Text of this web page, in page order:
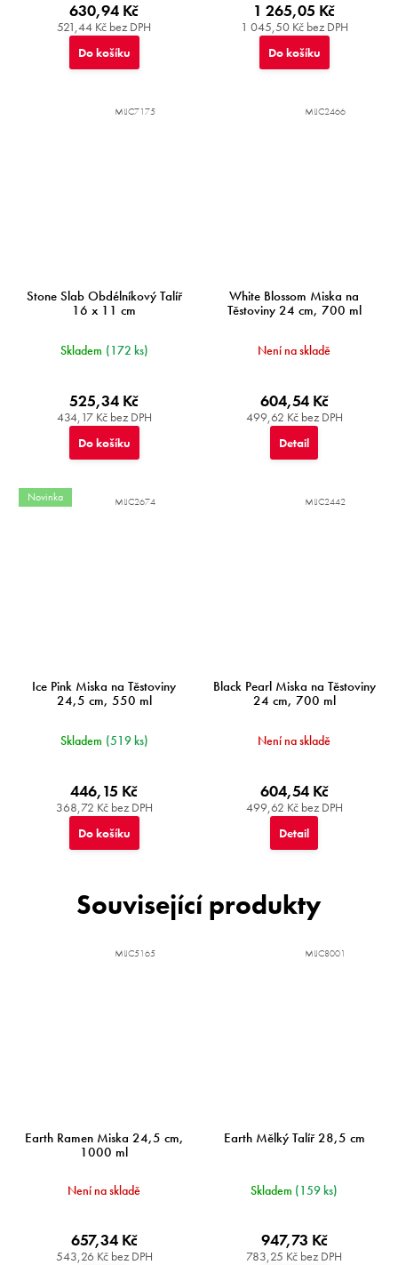
521,44 Kč bez DPH
630,94 Kč
Do košíku
1 045,50 Kč bez DPH
1 265,05 Kč
Do košíku
Stone Slab Obdélníkový Talíř
16 x 11 cm
Skladem (172 ks)
434,17 Kč bez DPH
525,34 Kč
Do košíku
MIJC7175
White Blossom Miska na
Těstoviny 24 cm, 700 ml
Není na skladě
499,62 Kč bez DPH
604,54 Kč
Detail
MIJC2466
Novinka
Ice Pink Miska na Těstoviny
24,5 cm, 550 ml
Skladem (519 ks)
368,72 Kč bez DPH
446,15 Kč
Do košíku
MIJC2674
Black Pearl Miska na Těstoviny
24 cm, 700 ml
Není na skladě
499,62 Kč bez DPH
604,54 Kč
Detail
MIJC2442
Související produkty
Earth Ramen Miska 24,5 cm,
1000 ml
Není na skladě
543,26 Kč bez DPH
657,34 Kč
MIJC5165
Earth Mělký Talíř 28,5 cm
Skladem (159 ks)
783,25 Kč bez DPH
947,73 Kč
MIJC8001